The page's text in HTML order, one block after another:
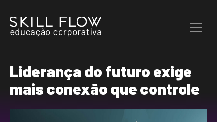
Liderança do futuro exige
mais conexão que controle